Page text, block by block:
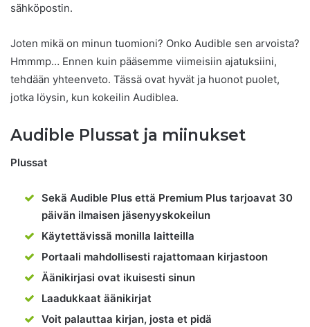
sähköpostin.
Joten mikä on minun tuomioni? Onko Audible sen arvoista?
Hmmmp… Ennen kuin pääsemme viimeisiin ajatuksiini,
tehdään yhteenveto. Tässä ovat hyvät ja huonot puolet,
jotka löysin, kun kokeilin Audiblea.
Audible Plussat ja miinukset
Plussat
Sekä Audible Plus että Premium Plus tarjoavat 30
päivän ilmaisen jäsenyyskokeilun
Käytettävissä monilla laitteilla
Portaali mahdollisesti rajattomaan kirjastoon
Äänikirjasi ovat ikuisesti sinun
Laadukkaat äänikirjat
Voit palauttaa kirjan, josta et pidä